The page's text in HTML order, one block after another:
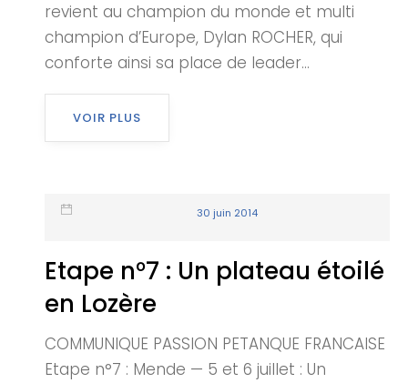
revient au champion du monde et multi
champion d’Europe, Dylan ROCHER, qui
conforte ainsi sa place de leader...
VOIR PLUS
30 juin 2014
Etape n°7 : Un plateau étoilé
en Lozère
COMMUNIQUE PASSION PETANQUE FRANCAISE
Etape n°7 : Mende — 5 et 6 juillet : Un